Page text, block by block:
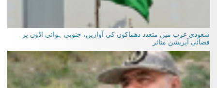
سعودی عرب میں متعدد دھماکوں کی آوازیں، جنوبی ہوائی اڈوں پر
فضائی آپریشن متاثر